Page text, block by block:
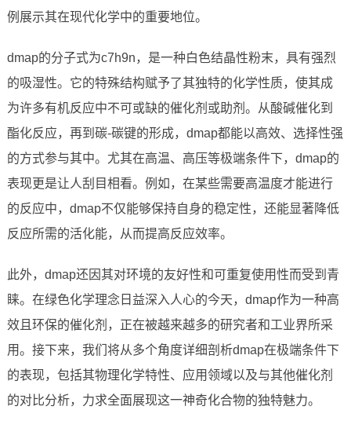
例展示其在现代化学中的重要地位。
dmap的分子式为c7h9n，是一种白色结晶性粉末，具有强烈
的吸湿性。它的特殊结构赋予了其独特的化学性质，使其成
为许多有机反应中不可或缺的催化剂或助剂。从酸碱催化到
酯化反应，再到碳-碳键的形成，dmap都能以高效、选择性强
的方式参与其中。尤其在高温、高压等极端条件下，dmap的
表现更是让人刮目相看。例如，在某些需要高温度才能进行
的反应中，dmap不仅能够保持自身的稳定性，还能显著降低
反应所需的活化能，从而提高反应效率。
此外，dmap还因其对环境的友好性和可重复使用性而受到青
睐。在绿色化学理念日益深入人心的今天，dmap作为一种高
效且环保的催化剂，正在被越来越多的研究者和工业界所采
用。接下来，我们将从多个角度详细剖析dmap在极端条件下
的表现，包括其物理化学特性、应用领域以及与其他催化剂
的对比分析，力求全面展现这一神奇化合物的独特魅力。